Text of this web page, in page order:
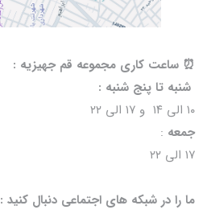
⏰️ ساعت کاری مجموعه قم جهیزیه :
شنبه تا پنج شنبه :
۱۰ الی ۱۴ و ۱۷ الی ۲۲
جمعه :
۱۷ الی ۲۲
ما را در شبکه های اجتماعی دنبال کنید :